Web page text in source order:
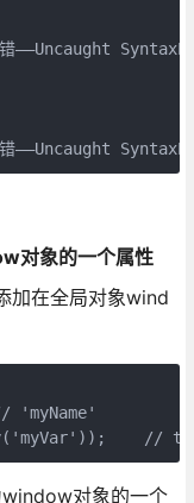
对象的一个属性
加在全局对象wind
//
对象的一个